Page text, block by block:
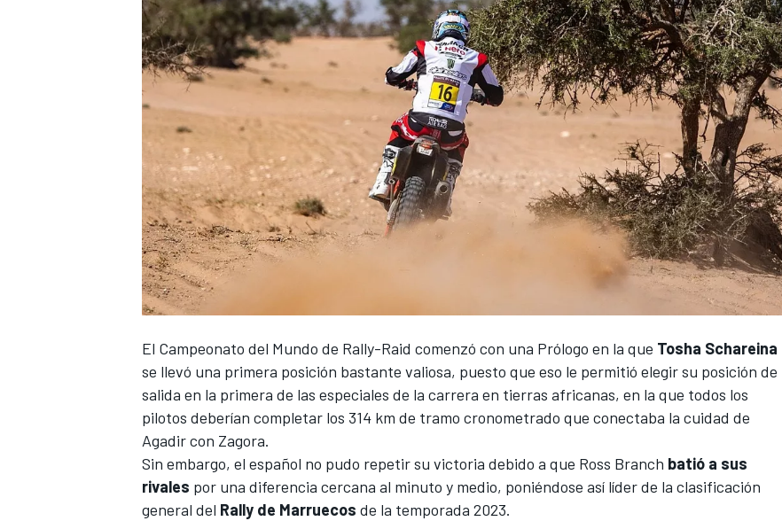
El Campeonato del Mundo de Rally-Raid comenzó con una Prólogo en la que Tosha Schareina
se llevó una primera posición bastante valiosa, puesto que eso le permitió elegir su posición de
salida en la primera de las especiales de la carrera en tierras africanas, en la que todos los
pilotos deberían completar los 314 km de tramo cronometrado que conectaba la cuidad de
Agadir con Zagora.
Sin embargo, el español no pudo repetir su victoria debido a que Ross Branch batió a sus
rivales por una diferencia cercana al minuto y medio, poniéndose así líder de la clasificación
general del Rally de Marruecos de la temporada 2023.